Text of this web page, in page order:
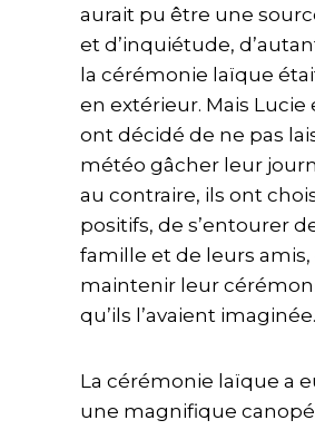
aurait pu être une
et d’inquiétude,
la cérémonie laïque
en extérieur. Mais Lucie
ont décidé de ne pas
météo gâcher leur
au contraire, ils ont
positifs, de s’entourer
famille et de leurs amis,
maintenir leur
qu’ils l’avaient imaginée.
La cérémonie laïque a
une magnifique